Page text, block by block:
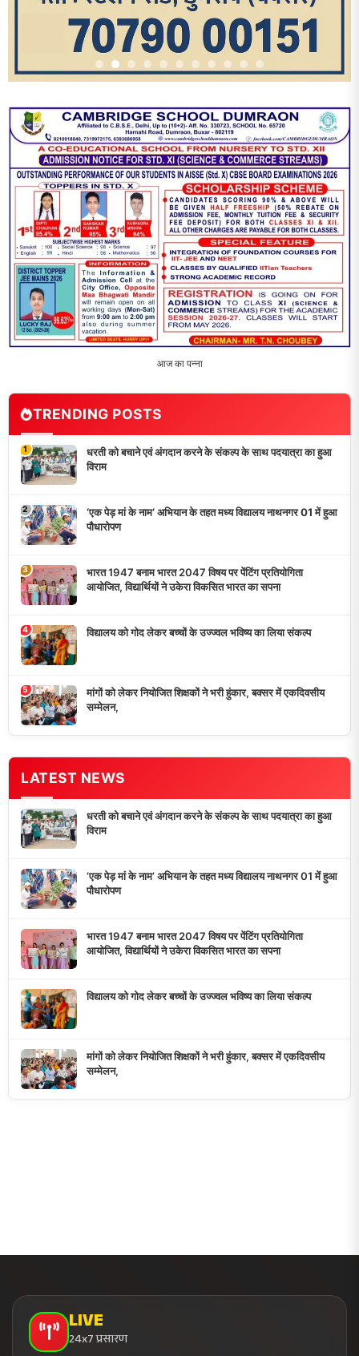
TRENDING POSTS
धरती को बचाने एवं अंगदान करने के संकल्प के साथ पदयात्रा का हुआ
विराम
2
‘एक पेड़ मां के नाम’ अभियान के तहत मध्य विद्यालय नाथनगर 01 में हुआ
पौधारोपण
3
भारत 1947 बनाम भारत 2047 विषय पर पेंटिंग प्रतियोगिता
आयोजित, विद्यार्थियों ने उकेरा विकसित भारत का सपना
4 विद्यालय को गोद लेकर बच्चों के उज्ज्वल भविष्य का लिया संकल्प
मांगों को लेकर नियोजित शिक्षकों ने भरी हुंकार, बक्सर में एकदिवसीय
सम्मेलन,
LATEST NEWS
धरती को बचाने एवं अंगदान करने के संकल्प के साथ पदयात्रा का हुआ
विराम
पौधारोपण
आयोजित, विद्यार्थियों ने उकेरा विकसित भारत का सपना
सम्मेलन,
LIVE
24x7 प्रसारण
10M+
दैनिक दर्शक